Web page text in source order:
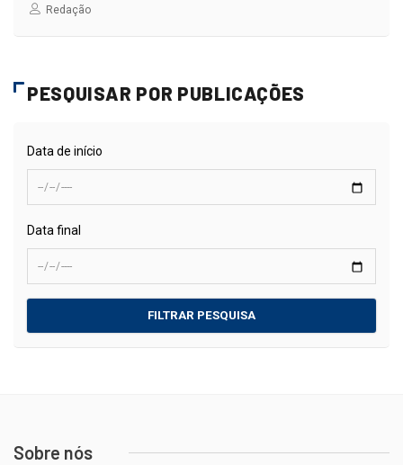
Redação
PESQUISAR POR PUBLICAÇÕES
Data de início
Data final
FILTRAR PESQUISA
Sobre nós